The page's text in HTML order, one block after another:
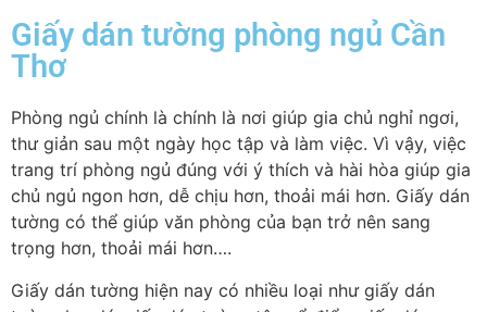
Giấy dán tường phòng ngủ Cần
Thơ
Phòng ngủ chính là chính là nơi giúp gia chủ nghỉ ngơi,
thư giản sau một ngày học tập và làm việc. Vì vậy, việc
trang trí phòng ngủ đúng với ý thích và hài hòa giúp gia
chủ ngủ ngon hơn, dễ chịu hơn, thoải mái hơn. Giấy dán
tường có thể giúp văn phòng của bạn trở nên sang
trọng hơn, thoải mái hơn….
Giấy dán tường hiện nay có nhiều loại như giấy dán